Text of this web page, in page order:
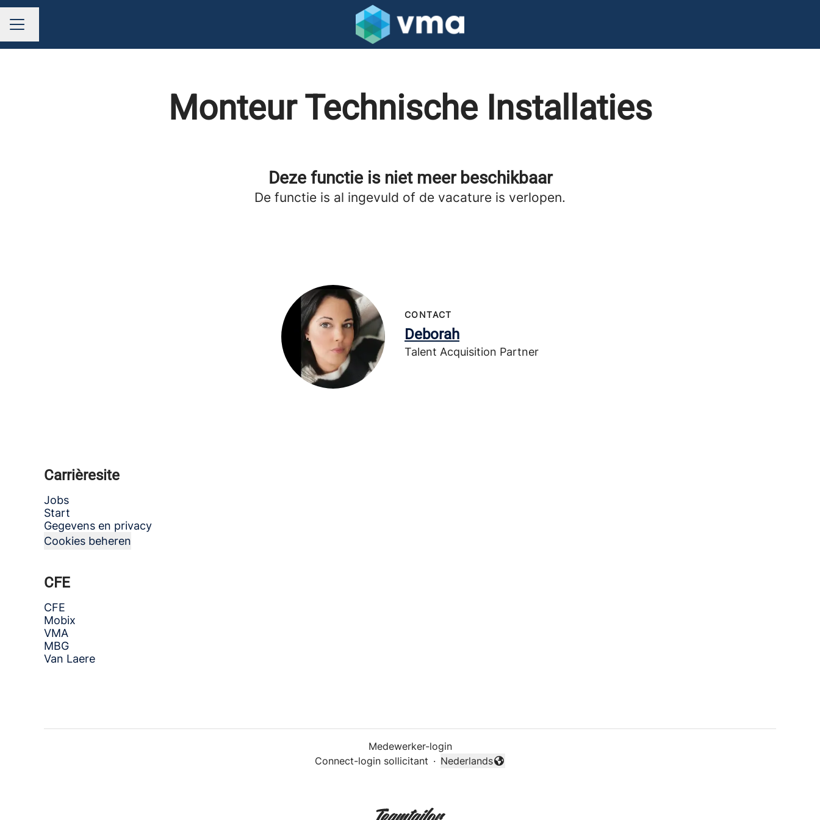
CARRIÈREMENU
Taal wijzigen
Monteur Technische Installaties
Deze functie is niet meer beschikbaar
De functie is al ingevuld of de vacature is verlopen.
CONTACT
Deborah
Talent Acquisition Partner
Carrièresite
Jobs
Start
Gegevens en privacy
Cookies beheren
CFE
CFE
Mobix
VMA
MBG
Van Laere
Medewerker-login
Connect-login sollicitant ·
Taal wijzigen
Nederlands